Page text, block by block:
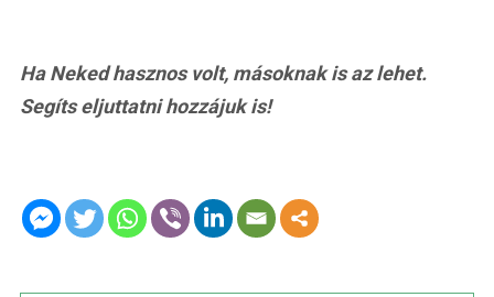
Ha Neked hasznos volt, másoknak is az lehet.
Segíts eljuttatni hozzájuk is!